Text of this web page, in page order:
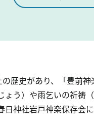
歴史があり、「豊前
ょう）や雨乞いの祈祷
日神社岩戸神楽保存会